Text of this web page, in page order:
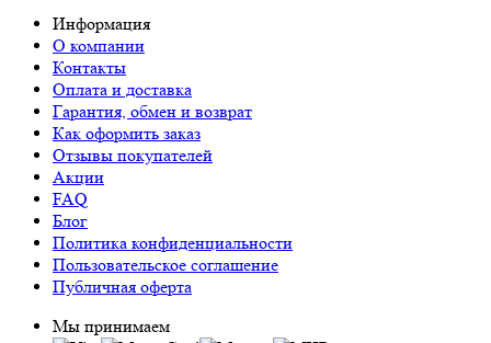
Информация
О компании
Контакты
Оплата и доставка
Гарантия, обмен и возврат
Как оформить заказ
Отзывы покупателей
Акции
FAQ
Блог
Политика конфиденциальности
Пользовательское соглашение
Публичная оферта
Мы принимаем